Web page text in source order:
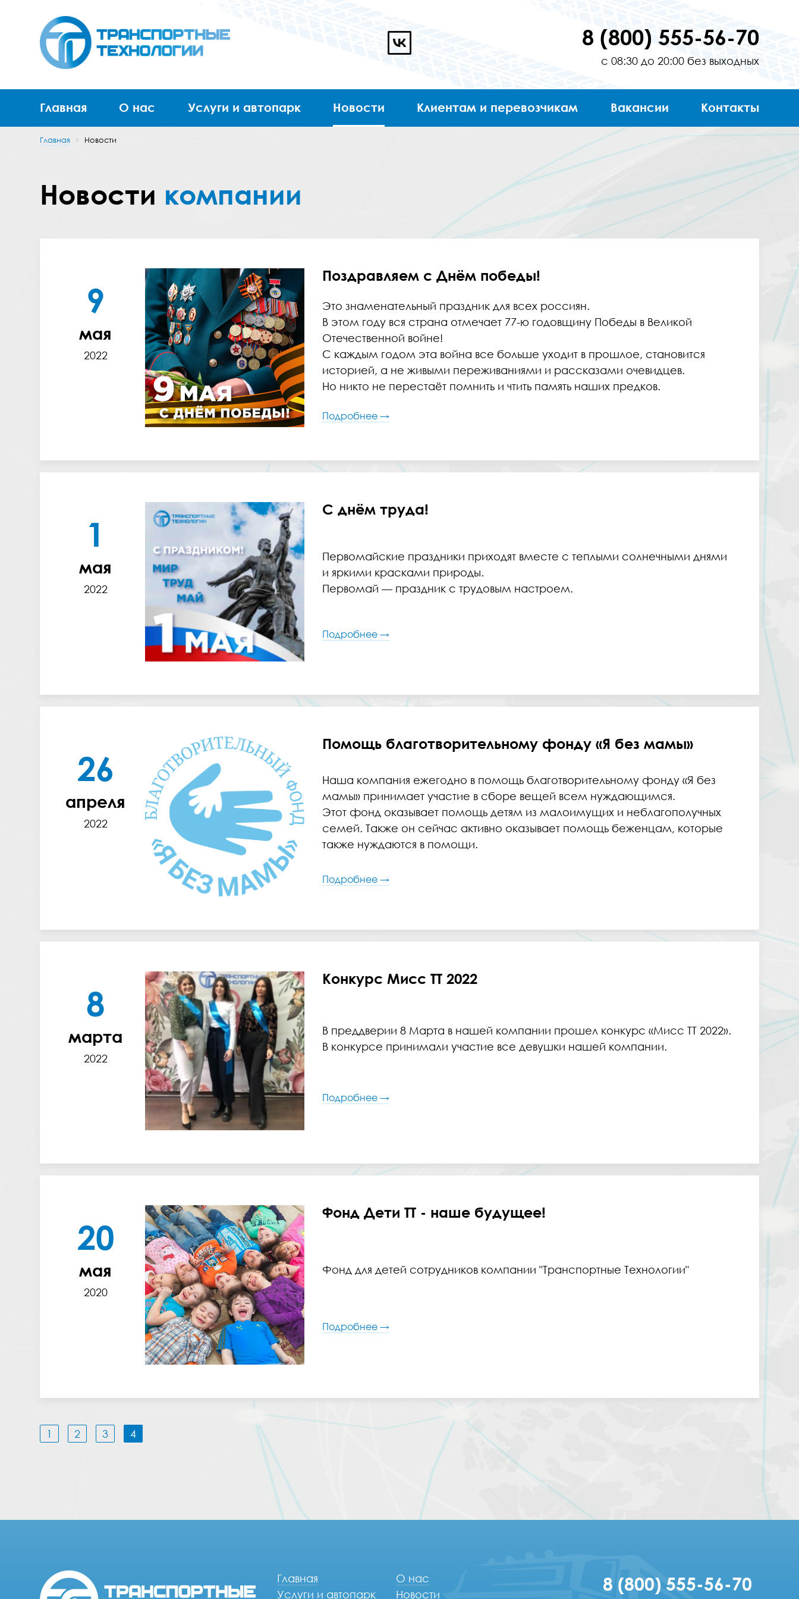
8 (800) 555-56-70
с 08:30 до 20:00 без выходных
Главная О нас Услуги и автопарк Новости Клиентам и перевозчикам Вакансии Контакты
Главная Новости
Новости компании
9
мая
2022
Поздравляем с Днём победы!
Это знаменательный праздник для всех россиян.
В этом году вся страна отмечает 77-ю годовщину Победы в Великой
Отечественной войне!
С каждым годом эта война все больше уходит в прошлое, становится
историей, а не живыми переживаниями и рассказами очевидцев.
Но никто не перестаёт помнить и чтить память наших предков.
Подробнее →
1
мая
2022
С днём труда!
Первомайские праздники приходят вместе с теплыми солнечными днями
и яркими красками природы.
Первомай — праздник с трудовым настроем.
Подробнее →
26
апреля
2022
Помощь благотворительному фонду «Я без мамы»
Наша компания ежегодно в помощь благотворительному фонду «Я без
мамы» принимает участие в сборе вещей всем нуждающимся.
Этот фонд оказывает помощь детям из малоимущих и неблагополучных
семей. Также он сейчас активно оказывает помощь беженцам, которые
также нуждаются в помощи.
Подробнее →
8
марта
2022
Конкурс Мисс ТТ 2022
В преддверии 8 Марта в нашей компании прошел конкурс «Мисс ТТ 2022».
В конкурсе принимали участие все девушки нашей компании.
Подробнее →
20
мая
2020
Фонд Дети ТТ - наше будущее!
Фонд для детей сотрудников компании "Транспортные Технологии"
Подробнее →
1 2 3 4
Главная
О нас
Услуги и автопарк
Новости 8 (800) 555-56-70